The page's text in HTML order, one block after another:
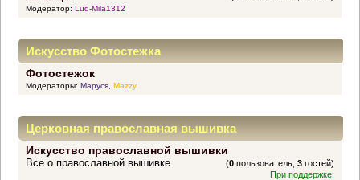
Модератор: Lud-Mila1312
Искусство Фотостежка
Фотостежок
Модераторы: Маруся, Mazzy
Церковная православная вышивка
Искусство православной вышивки
(0 пользователь,3 гостей)
Все о православной вышивке
При поддержке: